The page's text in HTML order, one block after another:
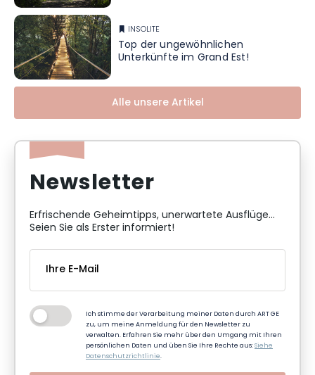
INSOLITE
Top der ungewöhnlichen
Unterkünfte im Grand Est!
Alle unsere Artikel
Newsletter
Erfrischende Geheimtipps, unerwartete Ausflüge...
Seien Sie als Erster informiert!
Ich stimme der Verarbeitung meiner Daten durch ART GE
zu, um meine Anmeldung für den Newsletter zu
verwalten. Erfahren Sie mehr über den Umgang mit Ihren
persönlichen Daten und üben Sie Ihre Rechte aus:Siehe
Datenschutzrichtlinie.